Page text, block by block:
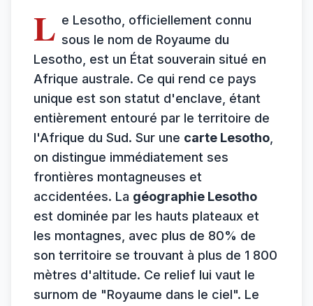
L e Lesotho, officiellement connu
sous le nom de Royaume du
Lesotho, est un État souverain situé en
Afrique australe. Ce qui rend ce pays
unique est son statut d'enclave, étant
entièrement entouré par le territoire de
l'Afrique du Sud. Sur une carte Lesotho,
on distingue immédiatement ses
frontières montagneuses et
accidentées. La géographie Lesotho
est dominée par les hauts plateaux et
les montagnes, avec plus de 80% de
son territoire se trouvant à plus de 1 800
mètres d'altitude. Ce relief lui vaut le
surnom de "Royaume dans le ciel". Le